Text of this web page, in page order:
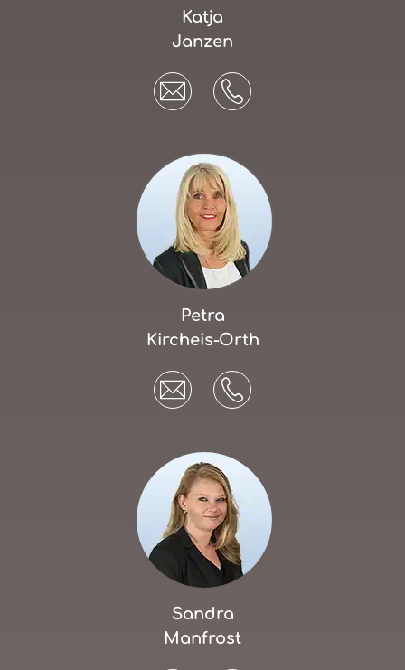
Katja
Janzen
Petra
Kircheis-Orth
Sandra
Manfrost